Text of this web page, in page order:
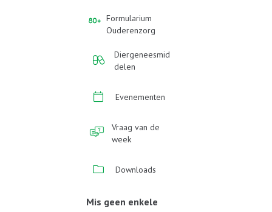
Formularium
Ouderenzorg
Diergeneesmid
delen
Evenementen
Vraag van de
week
Downloads
Mis geen enkele